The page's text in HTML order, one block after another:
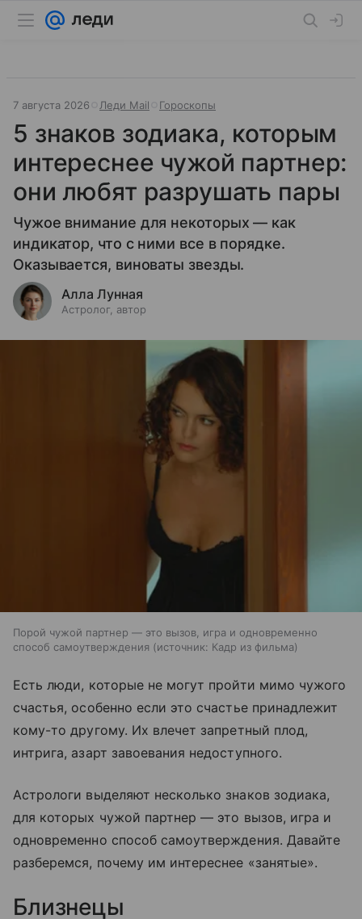
7 августа 2026 Леди Mail Гороскопы
5 знаков зодиака, которым
интереснее чужой партнер:
они любят разрушать пары
Чужое внимание для некоторых — как
индикатор, что с ними все в порядке.
Оказывается, виноваты звезды.
Алла Лунная
Астролог, автор
Порой чужой партнер — это вызов, игра и одновременно
способ самоутверждения
источник: Кадр из фильма
Есть люди, которые не могут пройти мимо чужого
счастья, особенно если это счастье принадлежит
кому-то другому. Их влечет запретный плод,
интрига, азарт завоевания недоступного.
Астрологи выделяют несколько знаков зодиака,
для которых чужой партнер — это вызов, игра и
одновременно способ самоутверждения. Давайте
разберемся, почему им интереснее «занятые».
Близнецы